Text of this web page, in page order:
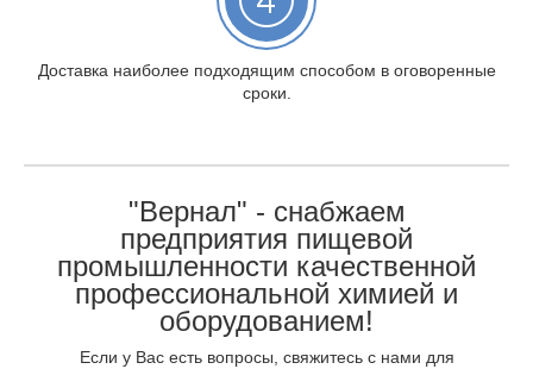
Доставка наиболее подходящим способом в оговоренные
сроки.
"Вернал" - снабжаем
предприятия пищевой
промышленности качественной
профессиональной химией и
оборудованием!
Если у Вас есть вопросы, свяжитесь с нами для